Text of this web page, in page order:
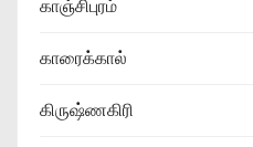
காஞ்சிபுரம்
காரைக்கால்
கிருஷ்ணகிரி